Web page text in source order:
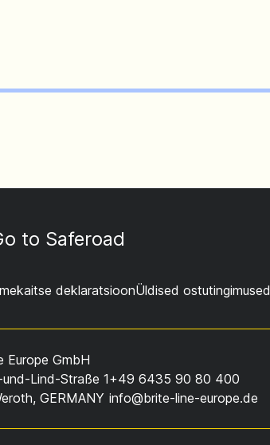
to Saferoad
deklaratsioonÜldised ostutingimused
Europe GmbH
Lind-Straße 1
GERMANY
+49 6435 90 80 400
info@brite-line-europe.de